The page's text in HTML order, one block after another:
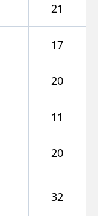
21
17
20
11
20
32